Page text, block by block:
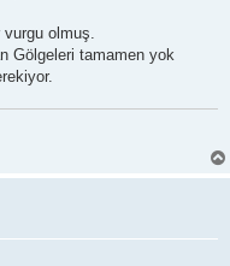
olmuş.
Gölgeleri tamamen yok